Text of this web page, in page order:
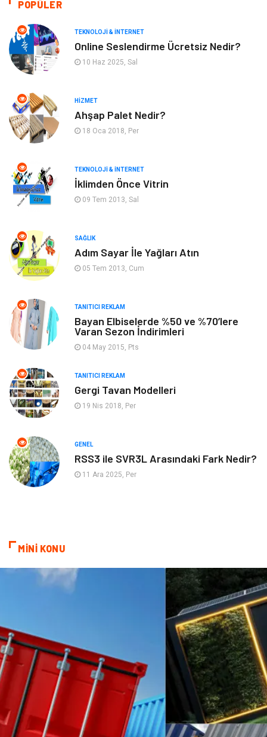
Giyim
Otomotiv Makine
Gıda
Gayrimenkul
Anne & Çocuk
Bilgisayar & Yazılım Keyif & Hobi
Tatil
Ev İşleri Organizasyon
Sigorta Aksesuar
Mobilya
Bebek Giyim
Doğal Enerji Kaynakları
POPÜLER
TEKNOLOJI & İNTERNET
Online Seslendirme Ücretsiz Nedir?
10 Haz 2025, Sal
HIZMET
Ahşap Palet Nedir?
18 Oca 2018, Per
TEKNOLOJI & İNTERNET
İklimden Önce Vitrin
09 Tem 2013, Sal
SAĞLIK
Adım Sayar İle Yağları Atın
05 Tem 2013, Cum
TANITICI REKLAM
Bayan Elbiselerde %50 ve %70’lere
Varan Sezon İndirimleri
04 May 2015, Pts
TANITICI REKLAM
Gergi Tavan Modelleri
19 Nis 2018, Per
GENEL
RSS3 ile SVR3L Arasındaki Fark Nedir?
11 Ara 2025, Per
MİNİ KONU